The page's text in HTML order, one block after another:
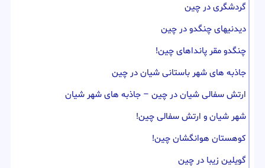
گردشگری در چین
دیدنیهای چنگدو در چین
چنگدو مقر پانداهای چین!
جاذبه های شهر باستانی شیان در چین
ارتش سفالی شیان در چین – جاذبه های شهر شیان
شهر شیان و ارتش سفالی چین!
کوهستان هوانگشان چین!
گویلین زیبا در چین